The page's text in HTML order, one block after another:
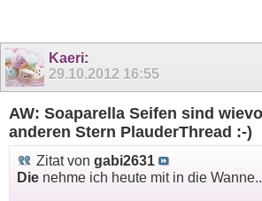
Kaeri:
29.10.2012 16:55
AW: Soaparella Seifen sind
anderen Stern PlauderThread :-)
Zitat von gabi2631
Die nehme ich heute mit in die